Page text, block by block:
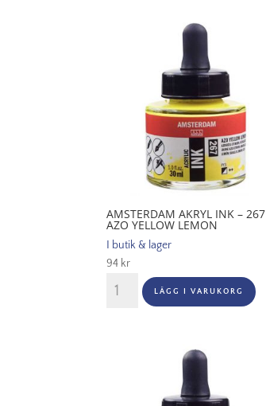
AMSTERDAM AKRYL INK – 267
AZO YELLOW LEMON
I butik & lager
94 kr
Amsterdam
Akryl
LÄGG I VARUKORG